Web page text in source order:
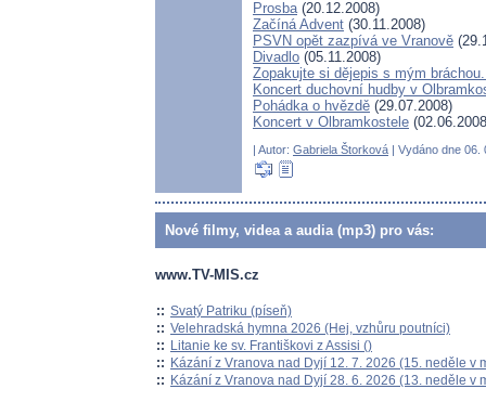
Prosba(20.12.2008)
Začíná Advent (30.11.2008)
PSVN opět zazpívá ve Vranově
Divadlo (05.11.2008)
Zopakujte si dějepis s mým
Koncert duchovní hudby v
Pohádka o hvězdě (29.07.2008)
Koncert v Olbramkostele
| Autor: Gabriela Štorková | Vydáno dne
Nové filmy, videa a audia (mp3) pro vás:
www.TV-MIS.cz
:: Svatý Patriku (píseň)
:: Velehradská hymna 2026 (Hej, vzhůru poutníci)
:: Litanie ke sv. Františkovi z Assisi ()
:: Kázání z Vranova nad Dyjí 12. 7. 2026 (15. neděle v
:: Kázání z Vranova nad Dyjí 28. 6. 2026 (13. neděle v